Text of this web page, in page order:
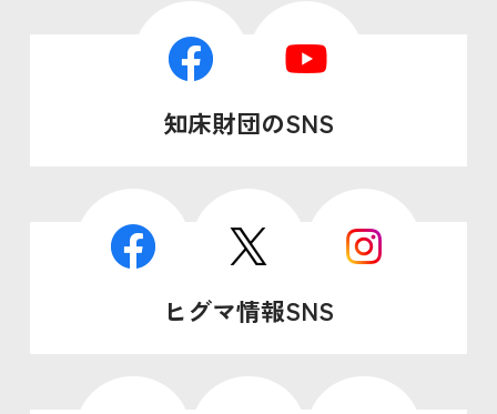
知床財団のSNS
ヒグマ情報SNS